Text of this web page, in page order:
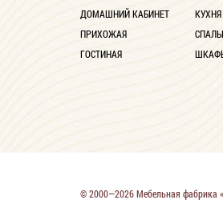
ДОМАШНИЙ КАБИНЕТ
ПРИХОЖАЯ
ГОСТИНАЯ
КУХНЯ
© 2000—2026 Мебельная фабрика